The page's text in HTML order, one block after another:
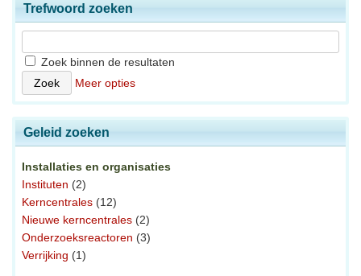
Trefwoord zoeken
Zoek binnen de resultaten
Meer opties
Geleid zoeken
Installaties en organisaties
Instituten (2)
Kerncentrales (12)
Nieuwe kerncentrales (2)
Onderzoeksreactoren (3)
Verrijking (1)